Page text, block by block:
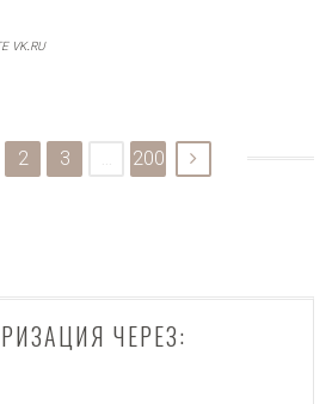
vk.ru
2 3 200
ЧЕРЕЗ: